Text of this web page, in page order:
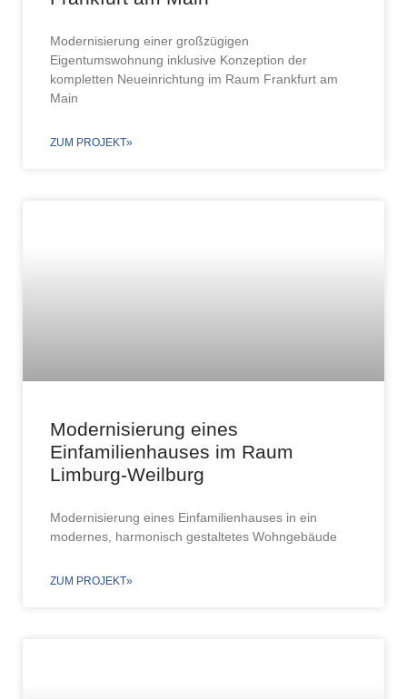
Modernisierung einer großzügigen
Eigentumswohnung inklusive Konzeption der
kompletten Neueinrichtung im Raum Frankfurt am
Main
ZUM PROJEKT»
Modernisierung eines
Einfamilienhauses im Raum
Limburg-Weilburg
Modernisierung eines Einfamilienhauses in ein
modernes, harmonisch gestaltetes Wohngebäude
ZUM PROJEKT»